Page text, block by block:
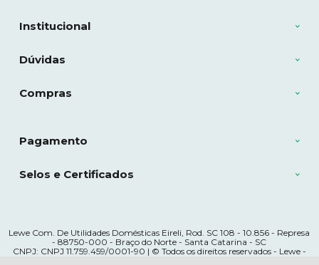
Institucional
Dúvidas
Compras
Pagamento
Selos e Certificados
Lewe Com. De Utilidades Domésticas Eireli, Rod. SC 108 - 10.856 - Represa
- 88750-000 - Braço do Norte - Santa Catarina - SC
CNPJ: CNPJ 11.759.459/0001-90 | © Todos os direitos reservados - Lewe -